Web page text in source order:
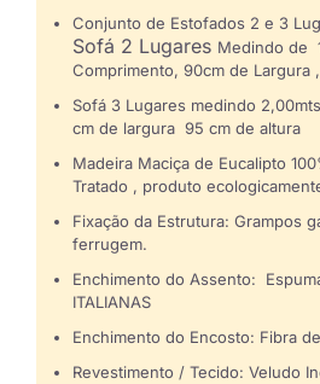
Conjunto de Estofados 2 e 3
Sofá 2 Lugares Medindo de
Comprimento, 90cm de Largura
Sofá 3 Lugares medindo
cm de largura 95 cm de altura
Madeira Maciça de Eucalipto
Tratado , produto
Fixação da Estrutura: Grampos
ferrugem.
Enchimento do Assento:
ITALIANAS
Enchimento do Encosto: Fibra
Revestimento / Tecido: Veludo